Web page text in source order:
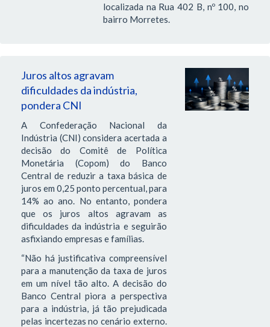
localizada na Rua 402 B, nº 100, no
bairro Morretes.
Juros altos agravam
dificuldades da indústria,
pondera CNI
A Confederação Nacional da
Indústria (CNI) considera acertada a
decisão do Comitê de Política
Monetária (Copom) do Banco
Central de reduzir a taxa básica de
juros em 0,25 ponto percentual, para
14% ao ano. No entanto, pondera
que os juros altos agravam as
dificuldades da indústria e seguirão
asfixiando empresas e famílias.
“Não há justificativa compreensível
para a manutenção da taxa de juros
em um nível tão alto. A decisão do
Banco Central piora a perspectiva
para a indústria, já tão prejudicada
pelas incertezas no cenário externo.